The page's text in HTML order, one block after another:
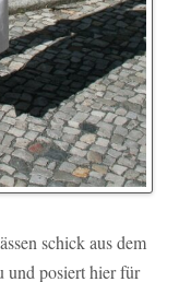
schick aus dem
und posiert hier für